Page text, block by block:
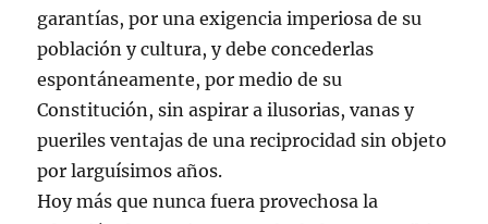
garantías, por una exigencia imperiosa de su
población y cultura, y debe concederlas
espontáneamente, por medio de su
Constitución, sin aspirar a ilusorias, vanas y
pueriles ventajas de una reciprocidad sin objeto
por larguísimos años.
Hoy más que nunca fuera provechosa la